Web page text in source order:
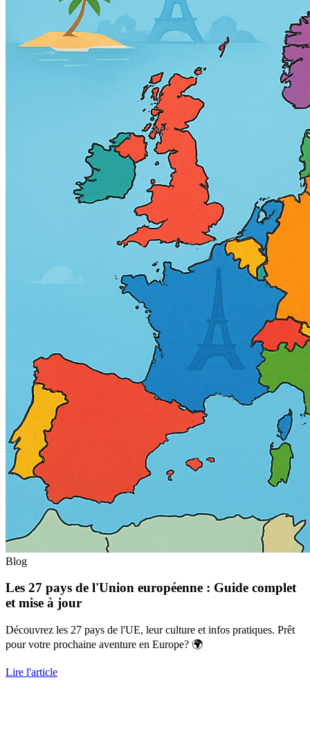
Blog
Les 27 pays de l'Union européenne : Guide complet
et mise à jour
Découvrez les 27 pays de l'UE, leur culture et infos pratiques. Prêt
pour votre prochaine aventure en Europe? 🌍
Lire l'article